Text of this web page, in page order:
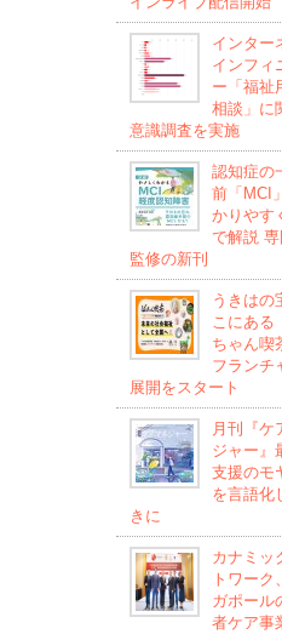
インター
インフィ
ー「福祉
相談」に
意識調査を実施
認知症の
前「MCI
かりやす
で解説 専
監修の新刊
うきはの
こにある
ちゃん喫
フランチ
展開をスタート
月刊『ケ
ジャー』
支援のモ
を言語化
きに
カナミッ
トワーク
ガポール
者ケア事